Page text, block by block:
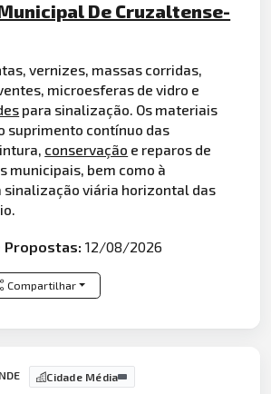
De Cruzaltense-
vernizes, massas corridas,
microesferas de vidro e
para sinalização. Os materiais
suprimento contínuo das
conservação e reparos de
municipais, bem como à
sinalização viária horizontal das
Propostas:12/08/2026
Compartilhar
Cidade Média